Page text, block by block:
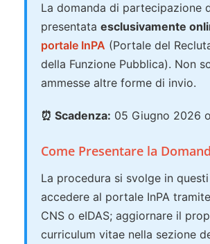
La domanda di partecipazione
presentata esclusivamente
portale InPA (Portale del
della Funzione Pubblica). Non
ammesse altre forme di invio.
⏰ Scadenza: 05 Giugno 2026
Come Presentare la
La procedura si svolge in
accedere al portale InPA tramite
CNS o eIDAS; aggiornare il
curriculum vitae nella sezione